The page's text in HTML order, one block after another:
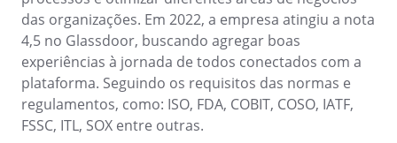
Six Sigma
PMBOK
BSC
BPMN
CBOK
COBIT
ISO 20000
das organizações. Em 2022, a empresa atingiu a nota
4,5 no Glassdoor, buscando agregar boas
experiências à jornada de todos conectados com a
plataforma. Seguindo os requisitos das normas e
regulamentos, como: ISO, FDA, COBIT, COSO, IATF,
FSSC, ITL, SOX entre outras.